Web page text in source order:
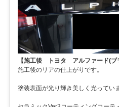
【施工後 トヨタ アルファード(ブ
施工後のリアの仕上がりです。
塗装表面が光り輝き美しく光ってい